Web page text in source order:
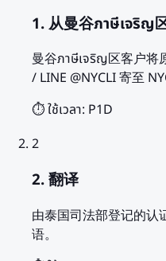
1. 从曼谷ภาษีเจริญ
曼谷ภาษีเจริญ区客户将
/ LINE @NYCLI 寄至
⏱️ ใช้เวลา: P1D
2
2. 翻译
由泰国司法部登记的认
语。